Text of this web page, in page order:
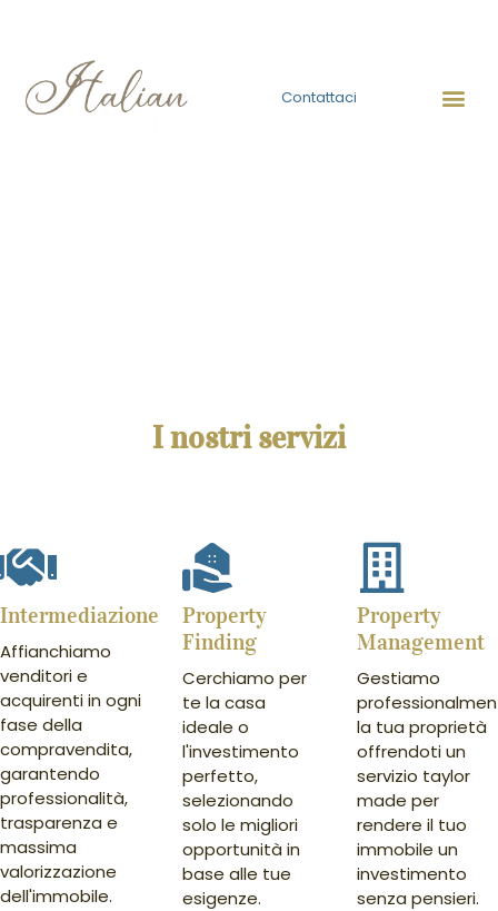
Contattaci
I NOSTRI SERVIZI
Le migliori residenze di lusso, con il nostro supporto esperto
I nostri servizi
Intermediazione
Affianchiamo
venditori e
acquirenti in ogni
fase della
compravendita,
garantendo
professionalità,
trasparenza e
massima
valorizzazione
dell'immobile.
Property
Finding
Cerchiamo per
te la casa
ideale o
l'investimento
perfetto,
selezionando
solo le migliori
opportunità in
base alle tue
esigenze.
Property
Management
Gestiamo
la tua proprietà
offrendoti un
servizio taylor
made per
rendere il tuo
immobile un
investimento
senza pensieri.